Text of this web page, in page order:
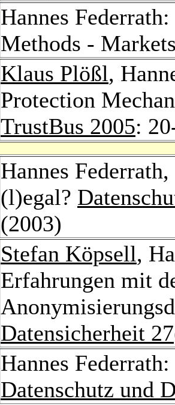
Hannes
Methods -
Klaus Plößl,
Protection
TrustBus 2005:
Hannes Federrath,
(l)egal?
(2003)
Stefan Köpsell,
Erfahrungen mit
Datensicherheit 27
Hannes
Datenschutz und